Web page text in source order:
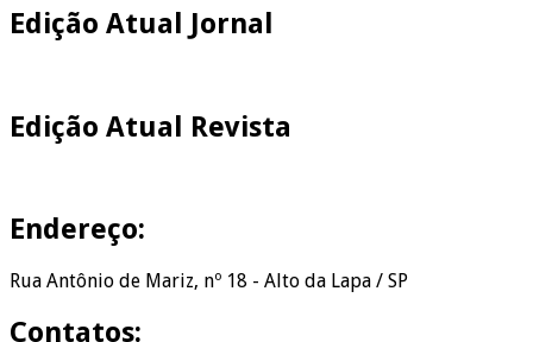
Edição Atual Jornal
Edição Atual Revista
Endereço:
Rua Antônio de Mariz, nº 18 - Alto da Lapa / SP
Contatos: